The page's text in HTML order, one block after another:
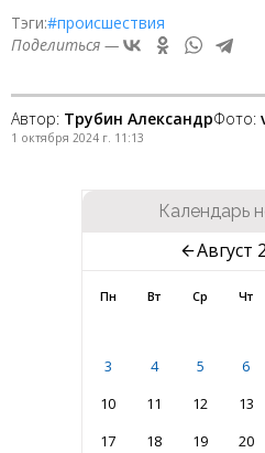
Тэги:#происшествия
Поделиться —
Автор: Трубин АлександрФото:
1 октября 2024 г. 11:13
Календарь
Август
Пн Вт Ср Чт
3
4 5 6
10
11 12 13
17
18 19 20